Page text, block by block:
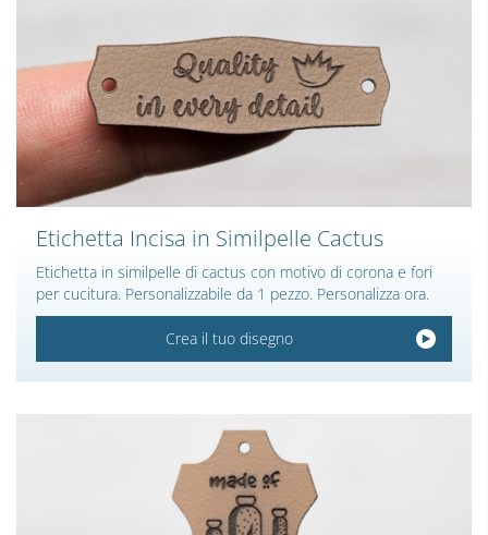
Etichetta Incisa in Similpelle Cactus
Etichetta in similpelle di cactus con motivo di corona e fori
per cucitura. Personalizzabile da 1 pezzo. Personalizza ora.
Crea il tuo disegno